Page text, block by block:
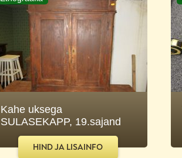
Kahe uksega
SULASEKAPP, 19.sajand
HIND JA LISAINFO